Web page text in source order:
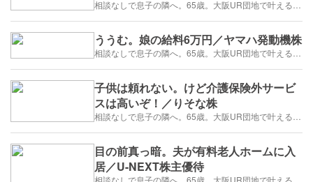
ううむ。娘の給料6万円／ヤマハ発動機株
子供は頼れない。けど介護保険外サービ
スは高いぞ！／りそな株
目の前真っ暗。夫が有料老人ホームに入
居／U-NEXT株主優待